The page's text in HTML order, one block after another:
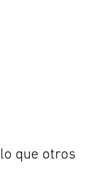
que otros